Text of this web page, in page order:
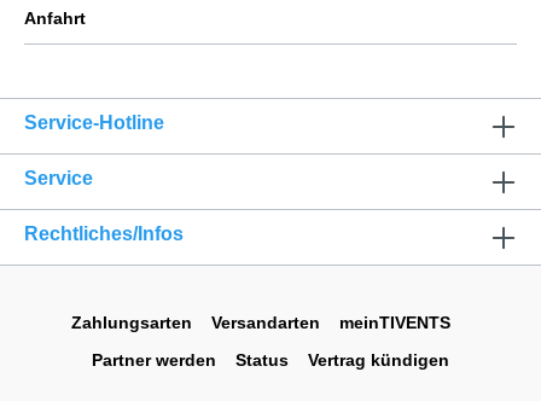
Anfahrt
Service-Hotline
Service
Rechtliches/Infos
Zahlungsarten Versandarten
meinTIVENTS
Partner werden
Status Vertrag kündigen